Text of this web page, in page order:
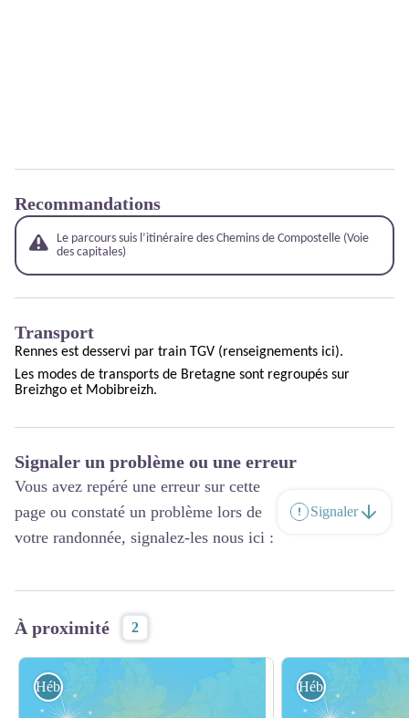
Recommandations
Le parcours suis l’itinéraire des Chemins de Compostelle (Voie
des capitales)
Transport
Rennes est desservi par train TGV (renseignements ici).
Les modes de transports de Bretagne sont regroupés sur
Breizhgo et Mobibreizh.
Signaler un problème ou une erreur
Vous avez repéré une erreur sur cette
page ou constaté un problème lors de
votre randonnée, signalez-les nous ici :
Signaler
À proximité 2
Hébergement Hébergement